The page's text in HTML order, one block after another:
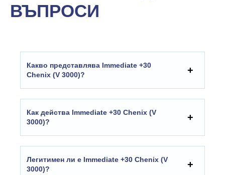
ВЪПРОСИ
Какво представлява Immediate +30
Chenix (V 3000)?
Как действа Immediate +30 Chenix (V
3000)?
Легитимен ли е Immediate +30 Chenix (V
3000)?